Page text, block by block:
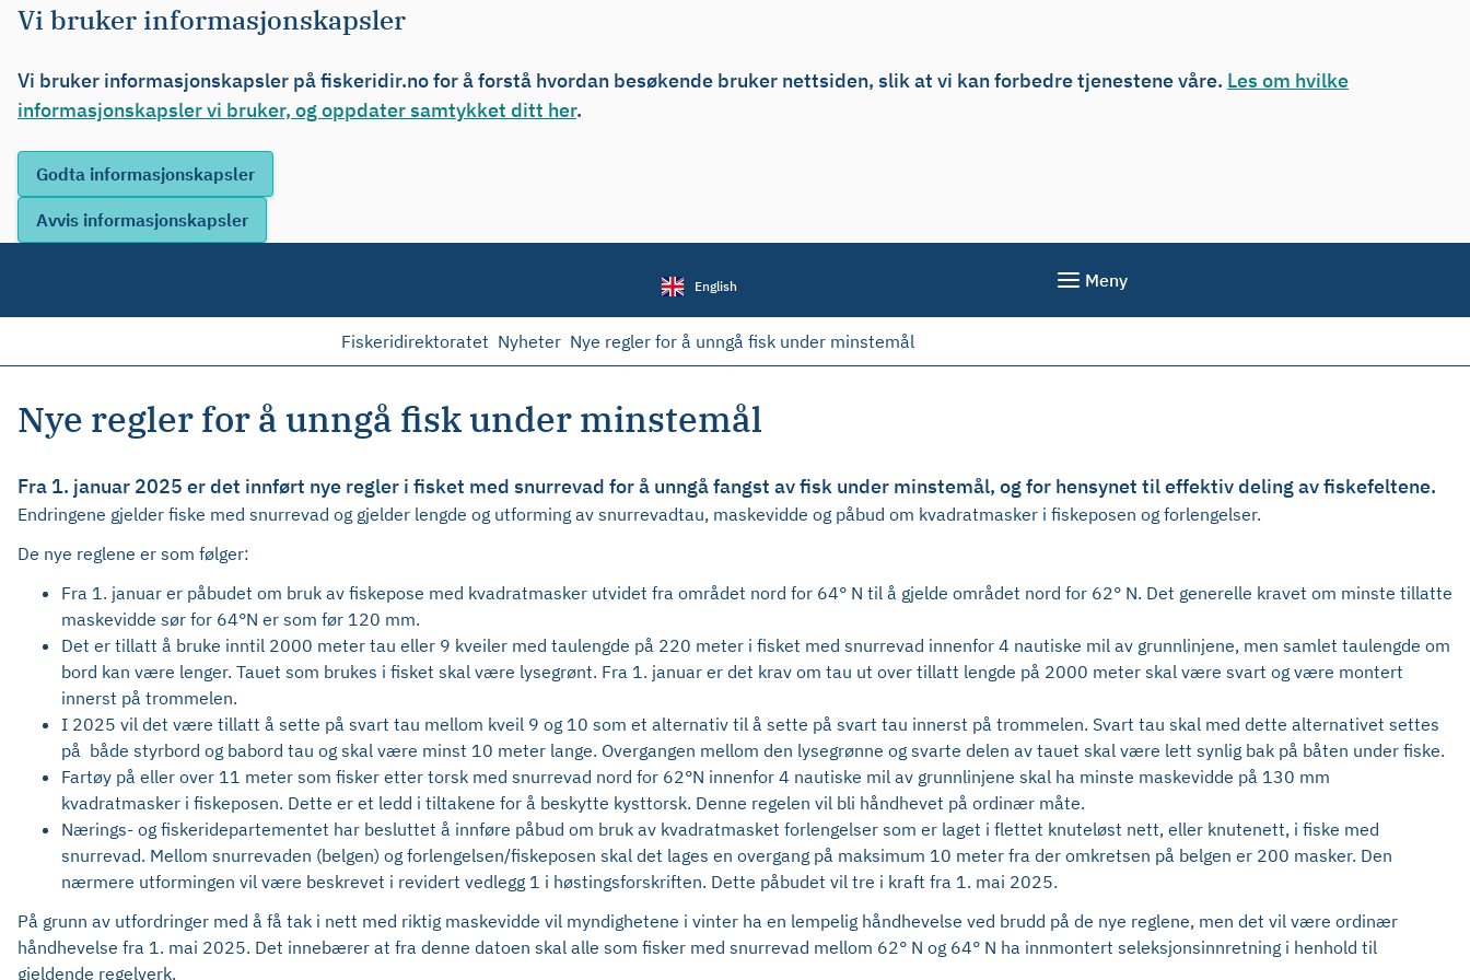
Vi bruker informasjonskapsler
Vi bruker informasjonskapsler på fiskeridir.no for å forstå hvordan besøkende bruker nettsiden, slik at vi kan forbedre tjenestene våre. Les om hvilke
informasjonskapsler vi bruker, og oppdater samtykket ditt her.
English Meny
Fiskeridirektoratet Nyheter Nye regler for å unngå fisk under minstemål
Nye regler for å unngå fisk under minstemål
Fra 1. januar 2025 er det innført nye regler i fisket med snurrevad for å unngå fangst av fisk under minstemål, og for hensynet til effektiv deling av fiskefeltene.
Endringene gjelder fiske med snurrevad og gjelder lengde og utforming av snurrevadtau, maskevidde og påbud om kvadratmasker i fiskeposen og forlengelser.
De nye reglene er som følger:
Fra 1. januar er påbudet om bruk av fiskepose med kvadratmasker utvidet fra området nord for 64° N til å gjelde området nord for 62° N. Det generelle kravet om minste tillatte
maskevidde sør for 64°N er som før 120 mm.
Det er tillatt å bruke inntil 2000 meter tau eller 9 kveiler med taulengde på 220 meter i fisket med snurrevad innenfor 4 nautiske mil av grunnlinjene, men samlet taulengde om
bord kan være lenger. Tauet som brukes i fisket skal være lysegrønt. Fra 1. januar er det krav om tau ut over tillatt lengde på 2000 meter skal være svart og være montert
innerst på trommelen.
I 2025 vil det være tillatt å sette på svart tau mellom kveil 9 og 10 som et alternativ til å sette på svart tau innerst på trommelen. Svart tau skal med dette alternativet settes
på både styrbord og babord tau og skal være minst 10 meter lange. Overgangen mellom den lysegrønne og svarte delen av tauet skal være lett synlig bak på båten under fiske.
Fartøy på eller over 11 meter som fisker etter torsk med snurrevad nord for 62°N innenfor 4 nautiske mil av grunnlinjene skal ha minste maskevidde på 130 mm
kvadratmasker i fiskeposen. Dette er et ledd i tiltakene for å beskytte kysttorsk. Denne regelen vil bli håndhevet på ordinær måte.
Nærings- og fiskeridepartementet har besluttet å innføre påbud om bruk av kvadratmasket forlengelser som er laget i flettet knuteløst nett, eller knutenett, i fiske med
snurrevad. Mellom snurrevaden (belgen) og forlengelsen/fiskeposen skal det lages en overgang på maksimum 10 meter fra der omkretsen på belgen er 200 masker. Den
nærmere utformingen vil være beskrevet i revidert vedlegg 1 i høstingsforskriften. Dette påbudet vil tre i kraft fra 1. mai 2025.
På grunn av utfordringer med å få tak i nett med riktig maskevidde vil myndighetene i vinter ha en lempelig håndhevelse ved brudd på de nye reglene, men det vil være ordinær
håndhevelse fra 1. mai 2025. Det innebærer at fra denne datoen skal alle som fisker med snurrevad mellom 62° N og 64° N ha innmontert seleksjonsinnretning i henhold til
gjeldende regelverk.